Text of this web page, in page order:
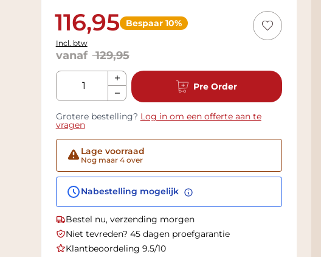
116,95 Bespaar 10%
Incl. btw
vanaf 129,95
Aantal
Pre Order
Grotere bestelling? Log in om een offerte aan te
vragen
Lage voorraad
Nog maar 4 over
Nabestelling mogelijk
Bestel nu, verzending morgen
Niet tevreden? 45 dagen proefgarantie
Klantbeoordeling 9.5/10